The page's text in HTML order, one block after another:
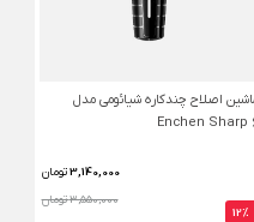
اصلاح چندکاره شیائومی مدل
Enchen Sharp
3,140,000تومان
3,550,000 تومان
12%